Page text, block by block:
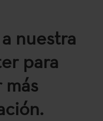
nuestra
para